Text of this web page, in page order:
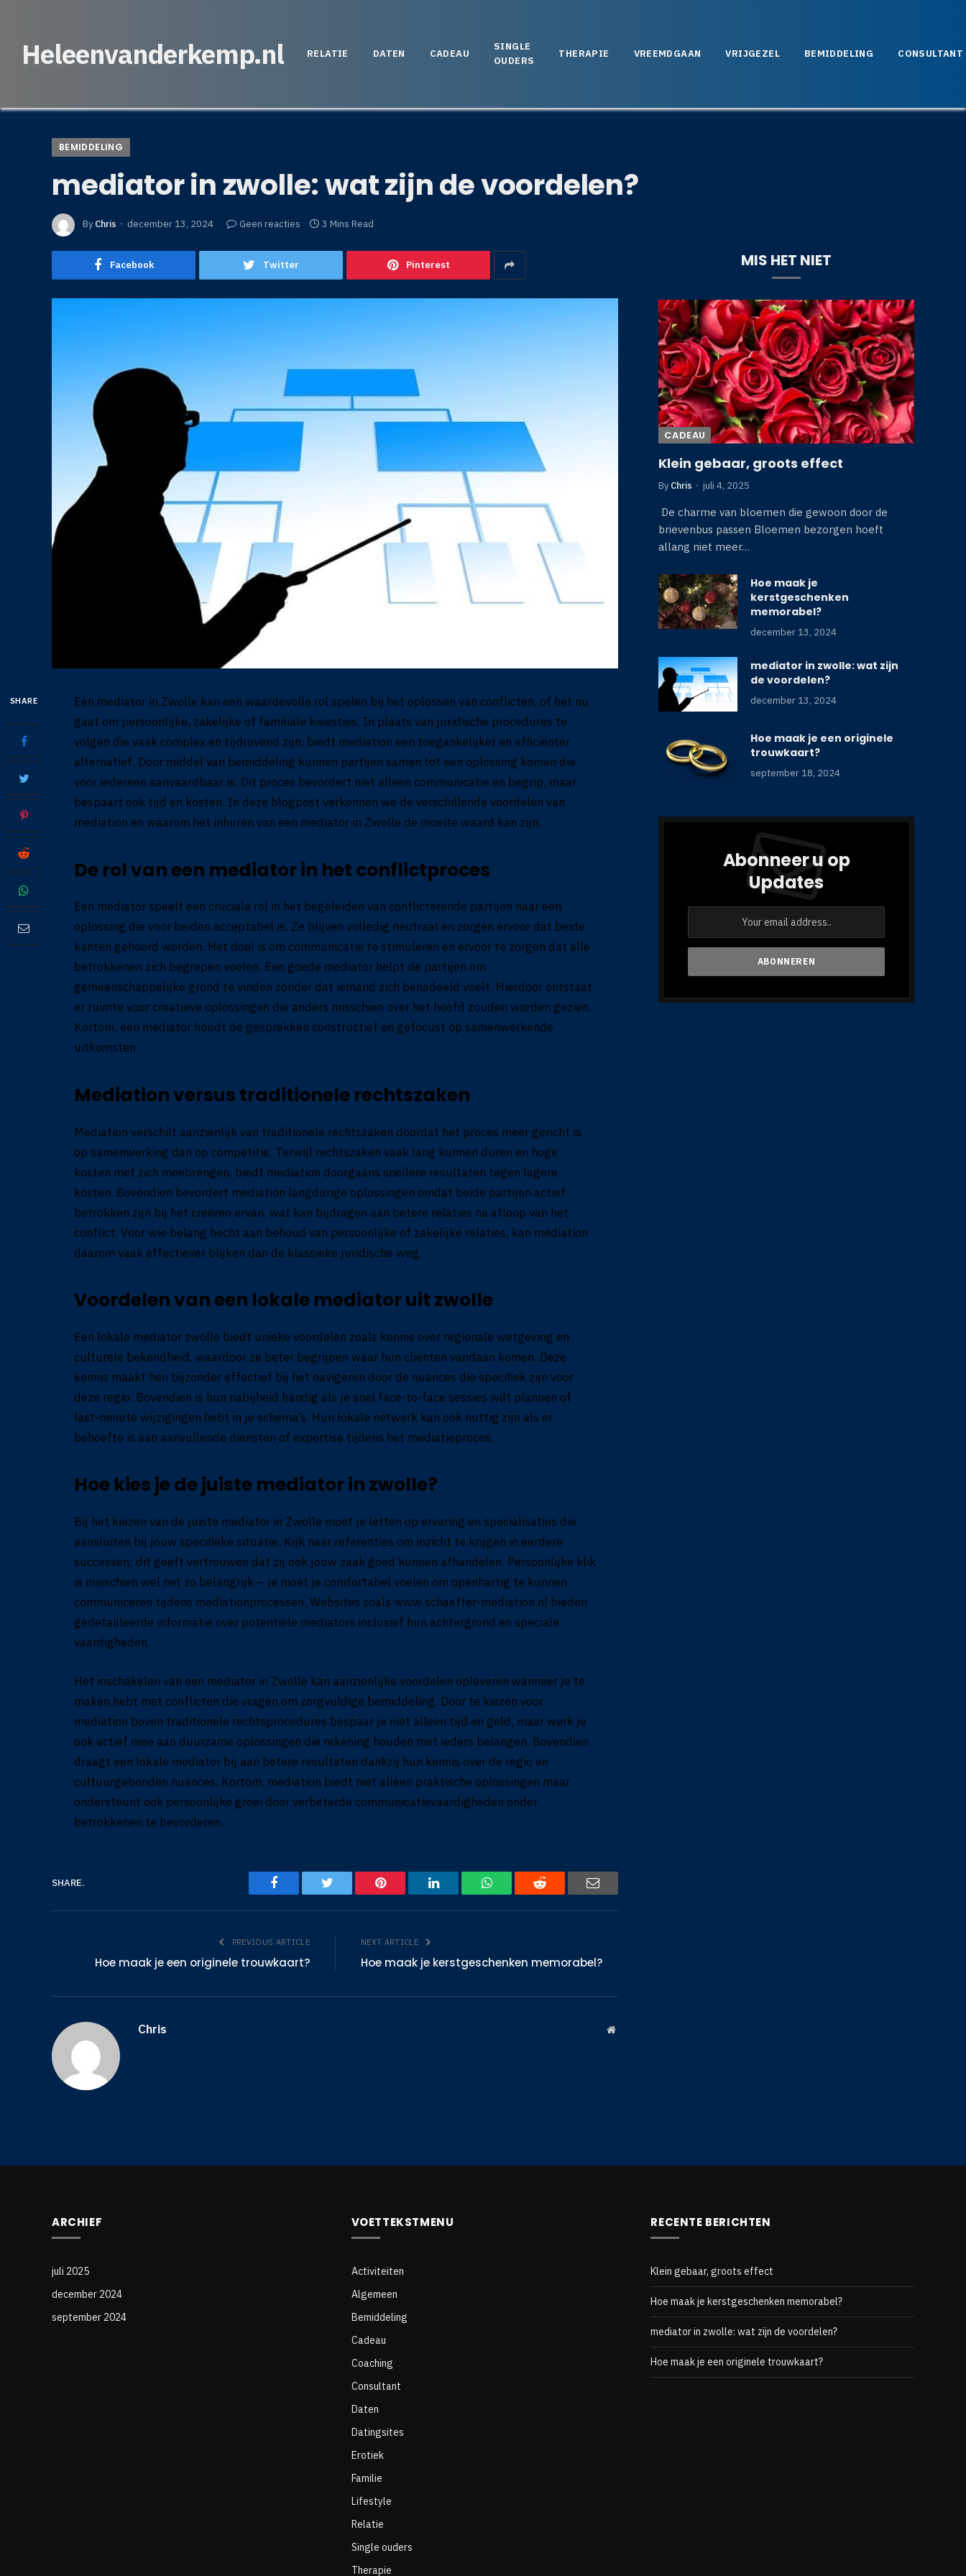
Heleenvanderkemp.nl RELATIE DATEN CADEAU
SINGLE
OUDERS
THERAPIE VREEMDGAAN VRIJGEZEL BEMIDDELING CONSULTANT
BEMIDDELING
mediator in zwolle: wat zijn de voordelen?
By Chris december 13, 2024 Geen reacties 3 Mins Read
Facebook Twitter Pinterest
SHARE
Een mediator in Zwolle kan een waardevolle rol spelen bij het oplossen van conflicten, of het nu
gaat om persoonlijke, zakelijke of familiale kwesties. In plaats van juridische procedures te
volgen die vaak complex en tijdrovend zijn, biedt mediation een toegankelijker en efficiënter
alternatief. Door middel van bemiddeling kunnen partijen samen tot een oplossing komen die
voor iedereen aanvaardbaar is. Dit proces bevordert niet alleen communicatie en begrip, maar
bespaart ook tijd en kosten. In deze blogpost verkennen we de verschillende voordelen van
mediation en waarom het inhuren van een mediator in Zwolle de moeite waard kan zijn.
De rol van een mediator in het conflictproces
Een mediator speelt een cruciale rol in het begeleiden van conflicterende partijen naar een
oplossing die voor beiden acceptabel is. Ze blijven volledig neutraal en zorgen ervoor dat beide
kanten gehoord worden. Het doel is om communicatie te stimuleren en ervoor te zorgen dat alle
betrokkenen zich begrepen voelen. Een goede mediator helpt de partijen om
gemeenschappelijke grond te vinden zonder dat iemand zich benadeeld voelt. Hierdoor ontstaat
er ruimte voor creatieve oplossingen die anders misschien over het hoofd zouden worden gezien.
Kortom, een mediator houdt de gesprekken constructief en gefocust op samenwerkende
uitkomsten.
Mediation versus traditionele rechtszaken
Mediation verschilt aanzienlijk van traditionele rechtszaken doordat het proces meer gericht is
op samenwerking dan op competitie. Terwijl rechtszaken vaak lang kunnen duren en hoge
kosten met zich meebrengen, biedt mediation doorgaans snellere resultaten tegen lagere
kosten. Bovendien bevordert mediation langdurige oplossingen omdat beide partijen actief
betrokken zijn bij het creëren ervan, wat kan bijdragen aan betere relaties na afloop van het
conflict. Voor wie belang hecht aan behoud van persoonlijke of zakelijke relaties, kan mediation
daarom vaak effectiever blijken dan de klassieke juridische weg.
Voordelen van een lokale mediator uit zwolle
Een lokale mediator zwolle biedt unieke voordelen zoals kennis over regionale wetgeving en
culturele bekendheid, waardoor ze beter begrijpen waar hun cliënten vandaan komen. Deze
kennis maakt hen bijzonder effectief bij het navigeren door de nuances die specifiek zijn voor
deze regio. Bovendien is hun nabijheid handig als je snel face-to-face sessies wilt plannen of
last-minute wijzigingen hebt in je schema’s. Hun lokale netwerk kan ook nuttig zijn als er
behoefte is aan aanvullende diensten of expertise tijdens het mediatieproces.
Hoe kies je de juiste mediator in zwolle?
Bij het kiezen van de juiste mediator in Zwolle moet je letten op ervaring en specialisaties die
aansluiten bij jouw specifieke situatie. Kijk naar referenties om inzicht te krijgen in eerdere
successen; dit geeft vertrouwen dat zij ook jouw zaak goed kunnen afhandelen. Persoonlijke klik
is misschien wel net zo belangrijk – je moet je comfortabel voelen om openhartig te kunnen
communiceren tijdens mediationprocessen. Websites zoals www.schaeffer-mediation.nl bieden
gedetailleerde informatie over potentiële mediators inclusief hun achtergrond en speciale
vaardigheden.
Het inschakelen van een mediator in Zwolle kan aanzienlijke voordelen opleveren wanneer je te
maken hebt met conflicten die vragen om zorgvuldige bemiddeling. Door te kiezen voor
mediation boven traditionele rechtsprocedures bespaar je niet alleen tijd en geld, maar werk je
ook actief mee aan duurzame oplossingen die rekening houden met ieders belangen. Bovendien
draagt een lokale mediator bij aan betere resultaten dankzij hun kennis over de regio en
cultuurgebonden nuances. Kortom, mediation biedt niet alleen praktische oplossingen maar
ondersteunt ook persoonlijke groei door verbeterde communicatievaardigheden onder
betrokkenen te bevorderen.
SHARE. Facebook Twitter Pinterest LinkedIn WhatsAppReddit Email
PREVIOUS ARTICLE
Hoe maak je een originele trouwkaart?
NEXT ARTICLE
Hoe maak je kerstgeschenken memorabel?
Chris Website
MIS HET NIET
CADEAU
Klein gebaar, groots effect
By Chris juli 4, 2025
De charme van bloemen die gewoon door de
brievenbus passen Bloemen bezorgen hoeft
allang niet meer…
Hoe maak je
kerstgeschenken
memorabel?
december 13, 2024
mediator in zwolle: wat zijn
de voordelen?
december 13, 2024
Hoe maak je een originele
trouwkaart?
september 18, 2024
Abonneer u op
Updates
ARCHIEF
juli 2025
december 2024
september 2024
VOETTEKSTMENU
Activiteiten
Algemeen
Bemiddeling
Cadeau
Coaching
Consultant
Daten
Datingsites
Erotiek
Familie
Lifestyle
Relatie
Single ouders
Therapie
RECENTE BERICHTEN
Klein gebaar, groots effect
Hoe maak je kerstgeschenken memorabel?
mediator in zwolle: wat zijn de voordelen?
Hoe maak je een originele trouwkaart?